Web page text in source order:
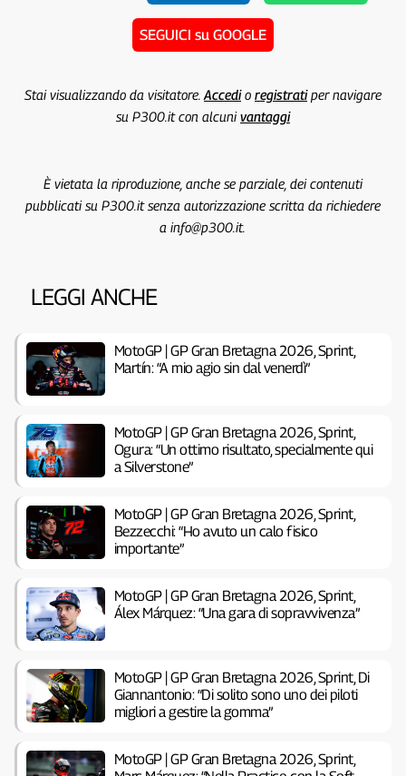
SEGUICI su GOOGLE
Stai visualizzando da visitatore. Accedio registratiper navigare
su P300.it con alcunivantaggi
È vietata la riproduzione, anche se parziale, dei contenuti
pubblicati su P300.it senza autorizzazione scritta da richiedere
a info@p300.it.
LEGGI ANCHE
MotoGP | GP Gran Bretagna 2026, Sprint,
Martín: “A mio agio sin dal venerdì”
MotoGP | GP Gran Bretagna 2026, Sprint,
Ogura: “Un ottimo risultato, specialmente qui
a Silverstone”
MotoGP | GP Gran Bretagna 2026, Sprint,
Bezzecchi: “Ho avuto un calo fisico
importante”
MotoGP | GP Gran Bretagna 2026, Sprint,
Álex Márquez: “Una gara di sopravvivenza”
MotoGP | GP Gran Bretagna 2026, Sprint, Di
Giannantonio: “Di solito sono uno dei piloti
migliori a gestire la gomma”
MotoGP | GP Gran Bretagna 2026, Sprint,